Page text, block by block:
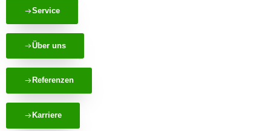
Service
Über uns
Referenzen
Karriere